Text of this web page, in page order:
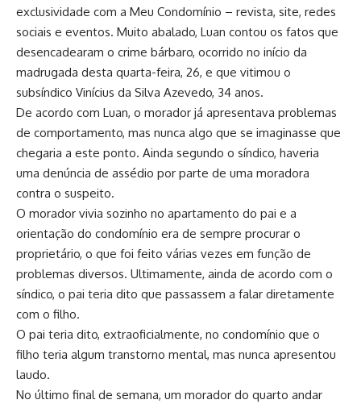
exclusividade com a Meu Condomínio – revista, site, redes
sociais e eventos. Muito abalado, Luan contou os fatos que
desencadearam o crime bárbaro, ocorrido no início da
madrugada desta quarta-feira, 26, e que vitimou o
subsíndico Vinícius da Silva Azevedo, 34 anos.
De acordo com Luan, o morador já apresentava problemas
de comportamento, mas nunca algo que se imaginasse que
chegaria a este ponto. Ainda segundo o síndico, haveria
uma denúncia de assédio por parte de uma moradora
contra o suspeito.
O morador vivia sozinho no apartamento do pai e a
orientação do condomínio era de sempre procurar o
proprietário, o que foi feito várias vezes em função de
problemas diversos. Ultimamente, ainda de acordo com o
síndico, o pai teria dito que passassem a falar diretamente
com o filho.
O pai teria dito, extraoficialmente, no condomínio que o
filho teria algum transtorno mental, mas nunca apresentou
laudo.
No último final de semana, um morador do quarto andar